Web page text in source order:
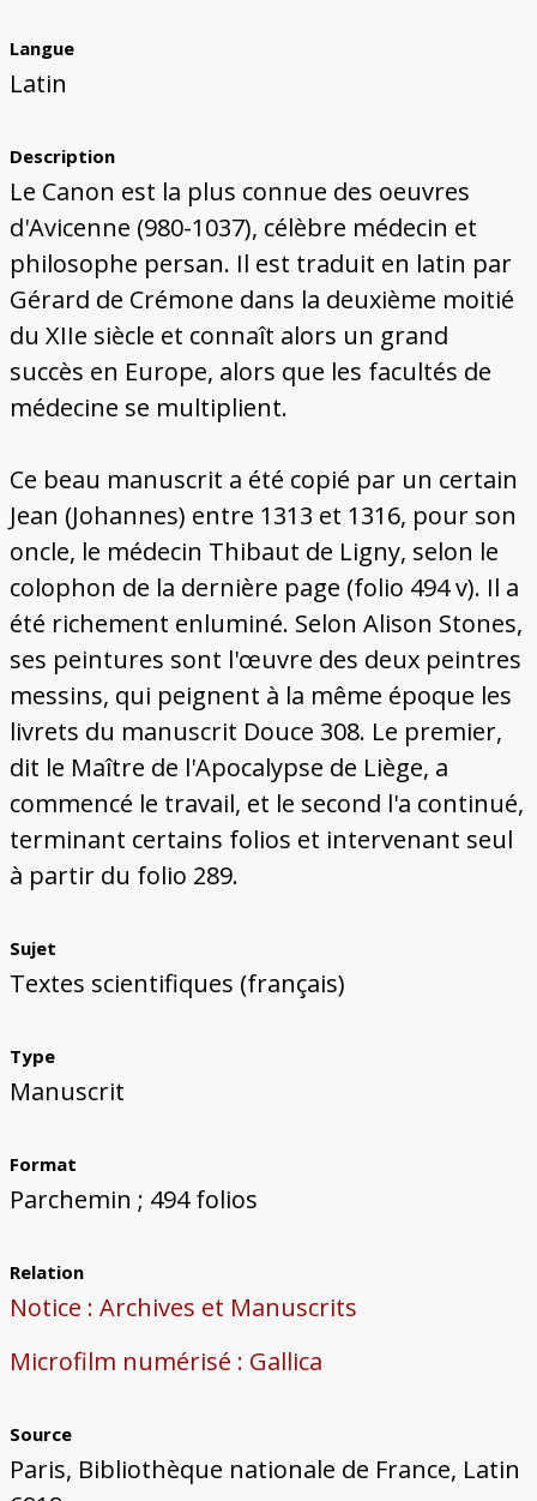
Langue
Latin
Description
Le Canon est la plus connue des oeuvres
d'Avicenne (980-1037), célèbre médecin et
philosophe persan. Il est traduit en latin par
Gérard de Crémone dans la deuxième moitié
du XIIe siècle et connaît alors un grand
succès en Europe, alors que les facultés de
médecine se multiplient.
Ce beau manuscrit a été copié par un certain
Jean (Johannes) entre 1313 et 1316, pour son
oncle, le médecin Thibaut de Ligny, selon le
colophon de la dernière page (folio 494 v). Il a
été richement enluminé. Selon Alison Stones,
ses peintures sont l'œuvre des deux peintres
messins, qui peignent à la même époque les
livrets du manuscrit Douce 308. Le premier,
dit le Maître de l'Apocalypse de Liège, a
commencé le travail, et le second l'a continué,
terminant certains folios et intervenant seul
à partir du folio 289.
Sujet
Textes scientifiques (français)
Type
Manuscrit
Format
Parchemin ; 494 folios
Relation
Notice : Archives et Manuscrits
Microfilm numérisé : Gallica
Source
Paris, Bibliothèque nationale de France, Latin